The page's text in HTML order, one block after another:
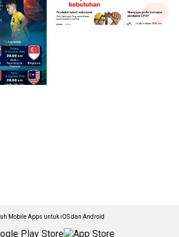
Mobile Apps untuk iOS dan Android